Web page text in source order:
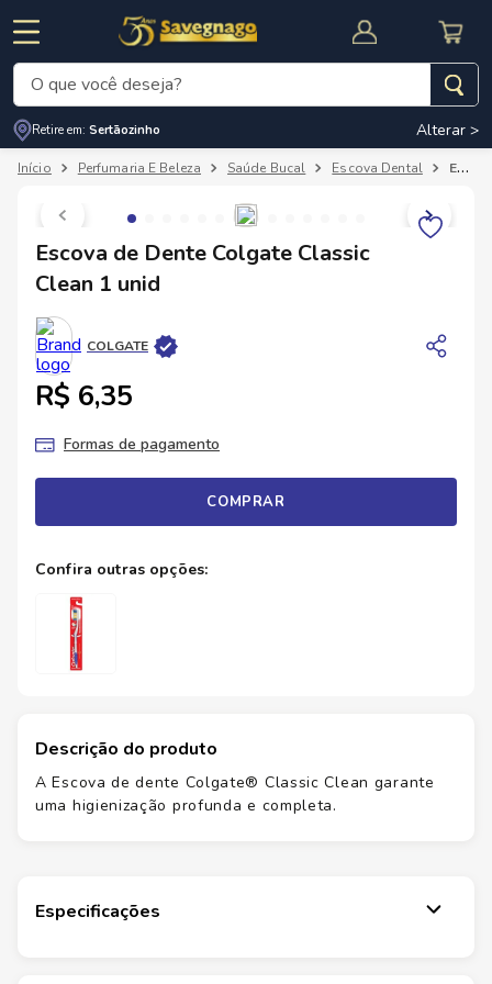
CUPOM DE DESCONTO
O que você deseja?
Retire em: Sertãozinho Alterar >
Perfumaria E Beleza Saúde Bucal Escova Dental Escova de Dente Colgate Classic Clean 1 unid
Escova de Dente Colgate Classic
Clean 1 unid
COLGATE
R$ 6,35
Formas de pagamento
COMPRAR
Descrição do produto
A Escova de dente Colgate® Classic Clean garante
uma higienização profunda e completa.
Especificações
Termos mais buscados
cafe
3º
cerveja
5º arroz